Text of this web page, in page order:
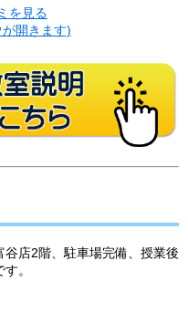
を見る
開きます)
店2階、駐車場完備、授業後
。